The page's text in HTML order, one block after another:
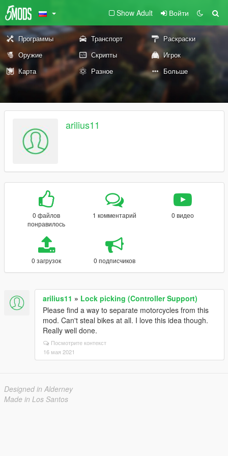
Show Adult Войти
Программы Транспорт
Раскраски
Оружие
Скрипты
Игрок
Карта
Разное Больше
arilius11
0 файлов
понравилось
1 комментарий 0 видео
0 загрузок 0 подписчиков
arilius11 » Lock picking (Controller Support)
Please find a way to separate motorcycles from this
mod. Can't steal bikes at all. I love this idea though.
Really well done.
Посмотрите контекст
16 мая 2021
Designed in Alderney
Made in Los Santos